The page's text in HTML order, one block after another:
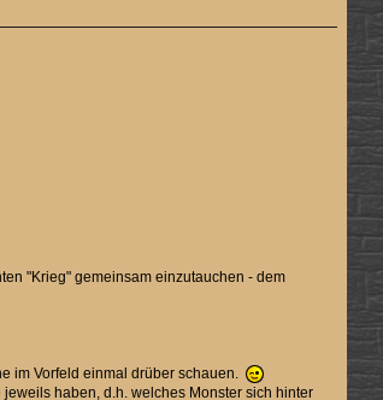
"Krieg" gemeinsam einzutauchen - dem
im Vorfeld einmal drüber schauen.
haben, d.h. welches Monster sich hinter